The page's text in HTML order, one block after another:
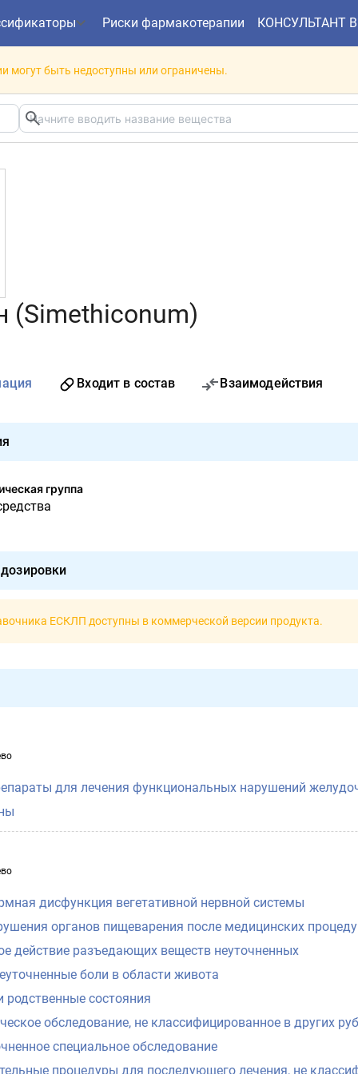
Риски фармакотерапии КОНСУЛЬТАНТ
могут быть недоступны или ограничены.
(Simethiconum)
Входит в состав Взаимодействия
группа
ЕСКЛП доступны в коммерческой версии продукта.
для лечения функциональных нарушений
дисфункция вегетативной нервной системы
органов пищеварения после медицинских
действие разъедающих веществ неуточненных
боли в области живота
родственные состояния
обследование, не классифицированное в других
специальное обследование
процедуры для последующего лечения, не